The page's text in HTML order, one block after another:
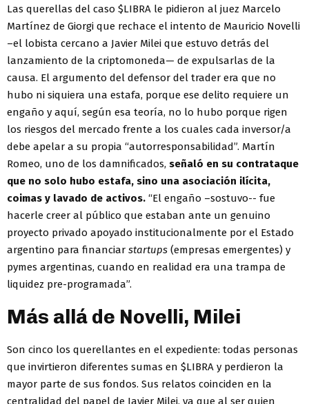
Las querellas del caso $LIBRA le pidieron al juez Marcelo
Martínez de Giorgi que rechace el intento de Mauricio Novelli
–el lobista cercano a Javier Milei que estuvo detrás del
lanzamiento de la criptomoneda— de expulsarlas de la
causa. El argumento del defensor del trader era que no
hubo ni siquiera una estafa, porque ese delito requiere un
engaño y aquí, según esa teoría, no lo hubo porque rigen
los riesgos del mercado frente a los cuales cada inversor/a
debe apelar a su propia “autorresponsabilidad”. Martín
Romeo, uno de los damnificados, señaló en su contrataque
que no solo hubo estafa, sino una asociación ilícita,
coimas y lavado de activos. “El engaño –sostuvo-- fue
hacerle creer al público que estaban ante un genuino
proyecto privado apoyado institucionalmente por el Estado
argentino para financiar startups (empresas emergentes) y
pymes argentinas, cuando en realidad era una trampa de
liquidez pre-programada”.
Más allá de Novelli, Milei
Son cinco los querellantes en el expediente: todas personas
que invirtieron diferentes sumas en $LIBRA y perdieron la
mayor parte de sus fondos. Sus relatos coinciden en la
centralidad del papel de Javier Milei, ya que al ser quien